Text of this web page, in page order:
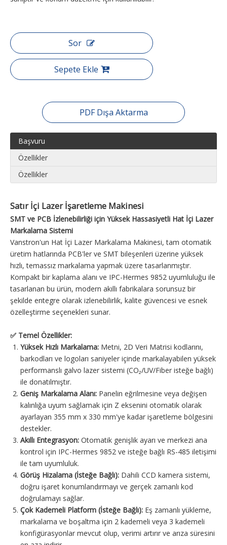
Sor
Sepete Ekle
PDF Dışa Aktarma
Başvuru
Özellikler
Özellikler
Satır İçi Lazer İşaretleme Makinesi
SMT ve PCB İzlenebilirliği için Yüksek Hassasiyetli Hat İçi Lazer
Markalama Sistemi
Vanstron'un Hat İçi Lazer Markalama Makinesi, tam otomatik
üretim hatlarında PCB'ler ve SMT bileşenleri üzerine yüksek
hızlı, temassız markalama yapmak üzere tasarlanmıştır.
Kompakt bir kaplama alanı ve IPC-Hermes 9852 uyumluluğu ile
tasarlanan bu ürün, modern akıllı fabrikalara sorunsuz bir
şekilde entegre olarak izlenebilirlik, kalite güvencesi ve esnek
özelleştirme seçenekleri sunar.
✅ Temel Özellikler:
Yüksek Hızlı Markalama: Metni, 2D Veri Matrisi kodlarını,
barkodları ve logoları saniyeler içinde markalayabilen yüksek
performanslı galvo lazer sistemi (CO₂/UV/Fiber isteğe bağlı)
ile donatılmıştır.
Geniş Markalama Alanı: Panelin eğrilmesine veya değişen
kalınlığa uyum sağlamak için Z eksenini otomatik olarak
ayarlayan 355 mm x 330 mm'ye kadar işaretleme bölgesini
destekler.
Akıllı Entegrasyon: Otomatik genişlik ayarı ve merkezi ana
kontrol için IPC-Hermes 9852 ve isteğe bağlı RS-485 iletişimi
ile tam uyumluluk.
Görüş Hizalama (İsteğe Bağlı): Dahili CCD kamera sistemi,
doğru işaret konumlandırmayı ve gerçek zamanlı kod
doğrulamayı sağlar.
Çok Kademeli Platform (İsteğe Bağlı): Eş zamanlı yükleme,
markalama ve boşaltma için 2 kademeli veya 3 kademeli
konfigürasyonlar mevcut olup, verimi artırır ve arıza süresini